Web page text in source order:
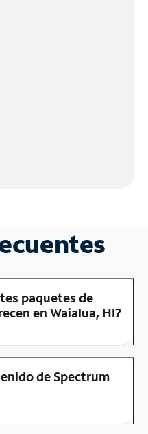
paquetes de
en Waialua, HI?
de Spectrum